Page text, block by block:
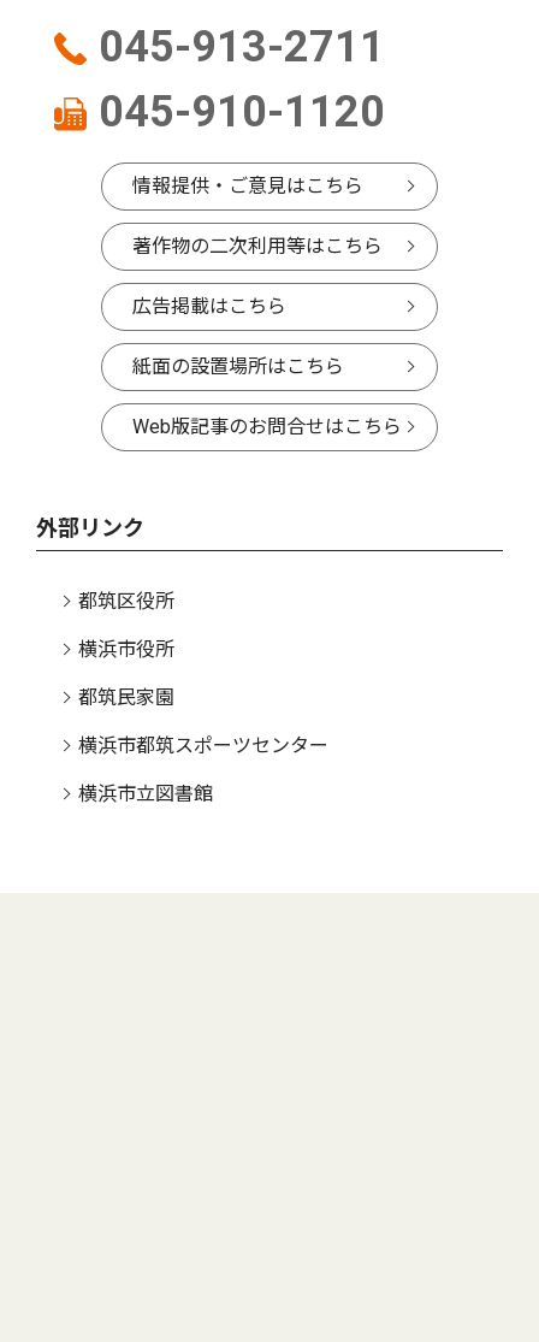
045-913-2711
045-910-1120
情報提供・ご意見はこちら
著作物の二次利用等はこちら
広告掲載はこちら
紙面の設置場所はこちら
Web版記事のお問合せはこちら
外部リンク
都筑区役所
横浜市役所
都筑民家園
横浜市都筑スポーツセンター
横浜市立図書館